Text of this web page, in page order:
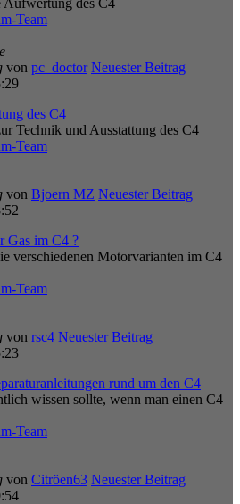
Aufwertung des C4
Team
von pc_doctor Neuester Beitrag
des C4
Technik und Ausstattung des C4
Team
von Bjoern MZ Neuester Beitrag
Gas im C4 ?
verschiedenen Motorvarianten im C4
Team
von rsc4 Neuester Beitrag
rund um den C4
wissen sollte, wenn man einen C4
Team
von Citröen63 Neuester Beitrag